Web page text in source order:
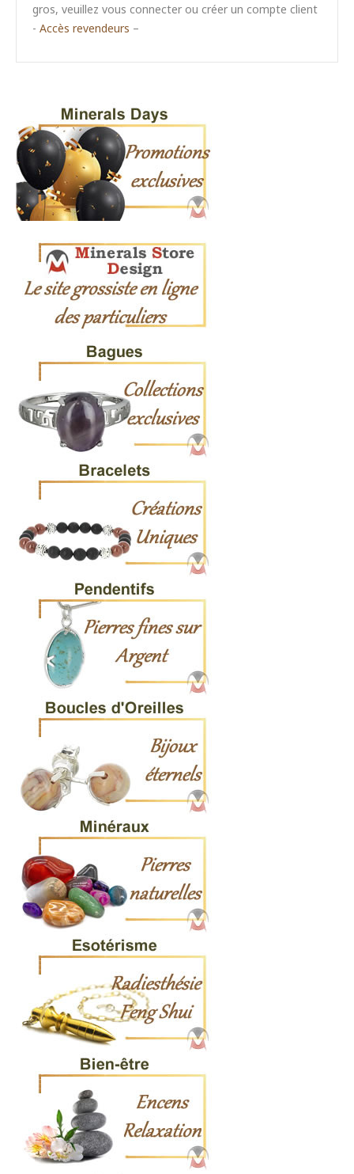
gros, veuillez vous connecter ou créer un compte client
- Accès revendeurs –